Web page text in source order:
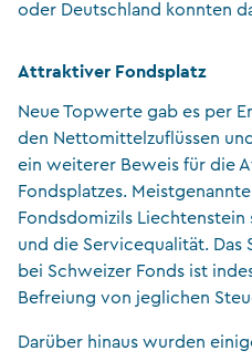
oder Deutschland konnten
Attraktiver Fondsplatz
Neue Topwerte gab es per
den Nettomittelzuflüssen
ein weiterer Beweis für die
Fondsplatzes.
Fondsdomizils Liechtenstein
und die Servicequalität.
bei Schweizer Fonds ist
Befreiung von jeglichen
Darüber hinaus wurden